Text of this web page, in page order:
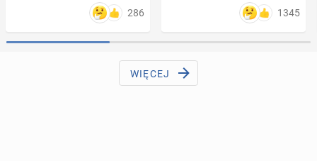
286 1345
WIĘCEJ